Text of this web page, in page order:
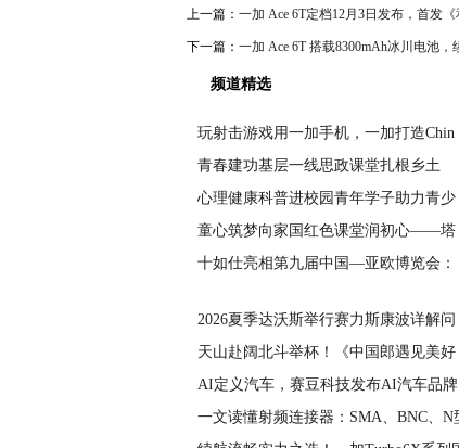
上一篇： 一加 Ace 6T定档12月3日发布，首发
下一篇： 一加 Ace 6T 搭载8300mAh冰川电池
频道精选
玩射击游戏用一加手机，一加打造Chin
青春建功基层一线思政课堂扎根乡土
心理健康科普进校园青年学子助力青少
童心筑梦向家国红色课堂润初心——塔
十如仕亮相第九届中国—亚欧博览会：
2026夏季达沃斯举行赛力斯康波详解问
天山赴阔北斗举杯！《中国郎遇见美好
AI定义汽车，赛豆科技发布AI汽车品牌
一文读懂射频连接器：SMA、BNC、N